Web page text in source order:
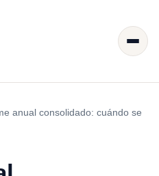
anual consolidado: cuándo se